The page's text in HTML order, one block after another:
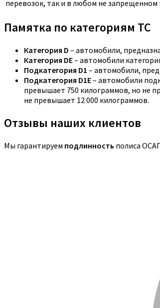
перевозок, так и в любом не
Памятка по категориям ТС
Категория D – автомобили,
Категория DE– автомобили
Подкатегория D1 – автомобили,
Подкатегория D1E– автомобили
превышает 750 килограммов, но не
не превышает 12 000 килограммов.
Отзывы наших клиентов
Мы гарантируем подлинность полиса